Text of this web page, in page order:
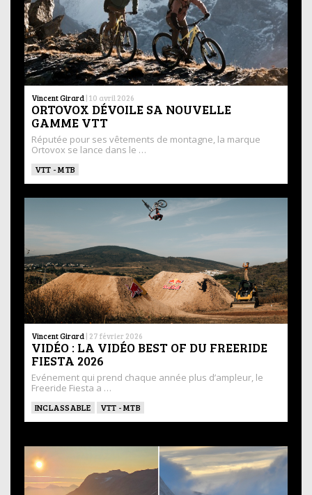
Vincent Girard | 10 avril 2026
ORTOVOX DÉVOILE SA NOUVELLE
GAMME VTT
Réputée pour ses vêtements de montagne, la marque
Ortovox se lance dans le …
VTT - MTB
Vincent Girard | 27 février 2026
VIDÉO : LA VIDÉO BEST OF DU FREERIDE
FIESTA 2026
Evénement qui prend chaque année plus d’ampleur, le
Freeride Fiesta a …
INCLASSABLE VTT - MTB